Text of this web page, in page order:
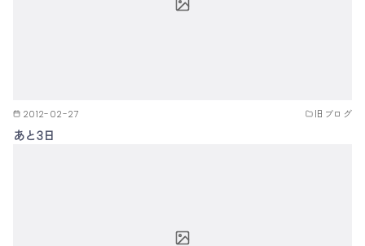
2012-02-27 旧ブログ
あと3日